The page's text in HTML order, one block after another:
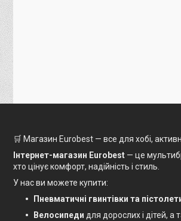
🛒 Магазин Eurobest — все для хобі,
Інтернет-магазин Eurobest — це
хто цінує комфорт, надійність і стиль.
У нас ви можете купити:
Пневматичні гвинтівки та
Велосипеди для дорослих і дітей,